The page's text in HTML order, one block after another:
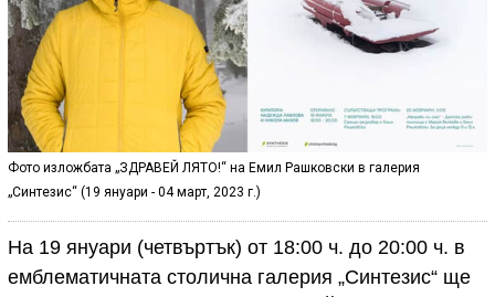
Фото изложбата „ЗДРАВЕЙ ЛЯТО!“ на Емил Рашковски в галерия
„Синтезис“ (19 януари - 04 март, 2023 г.)
На 19 януари (четвъртък) от 18:00 ч. до 20:00 ч. в
емблематичната столична галерия „Синтезис“ ще